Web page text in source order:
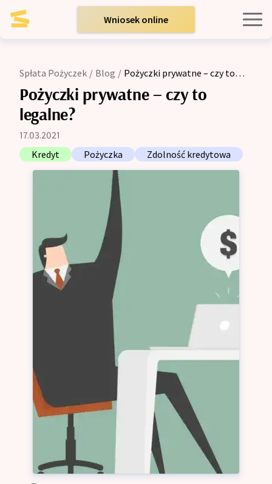
Wniosek online
Kredyty dla firm
Opinie
Blog
Kontakt
Spłata Pożyczek / Blog / Pożyczki prywatne – czy to
legalne?
Pożyczki prywatne – czy to
legalne?
17.03.2021
Kredyt
Pożyczka Zdolność kredytowa